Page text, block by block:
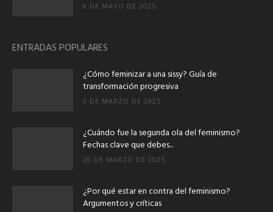
8 DE MAYO DE 2025
ENTRADAS POPULARES
¿Cómo feminizar a una sissy? Guía de
transformación progresiva
3 DE MARZO DE 2025
¿Cuándo fue la segunda ola del feminismo?
Fechas clave que debes...
20 DE MARZO DE 2025
¿Por qué estar en contra del feminismo?
Argumentos y críticas